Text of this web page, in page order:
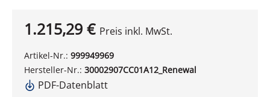
1.215,29 € Preis inkl. MwSt.
Artikel-Nr.: 999949969
Hersteller-Nr.: 30002907CC01A12_Renewal
PDF-Datenblatt